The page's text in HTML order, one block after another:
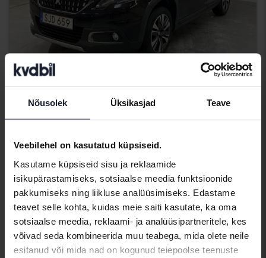
Nõusolek Üksikasjad Teave
Veebilehel on kasutatud küpsiseid.
Kasutame küpsiseid sisu ja reklaamide
isikupärastamiseks, sotsiaalse meedia funktsioonide
pakkumiseks ning liikluse analüüsimiseks. Edastame
teavet selle kohta, kuidas meie saiti kasutate, ka oma
sotsiaalse meedia, reklaami- ja analüüsipartneritele, kes
võivad seda kombineerida muu teabega, mida olete neile
esitanud või mida nad on kogunud teiepoolse teenuste
2018
73 880 km
Bensiin
Kungälv (Ellesbo)
Juhtiv pakkumine: 100 500 SEK
Koos rahastamisega 856 SEK/kuu
Homme 37 Pakkumised